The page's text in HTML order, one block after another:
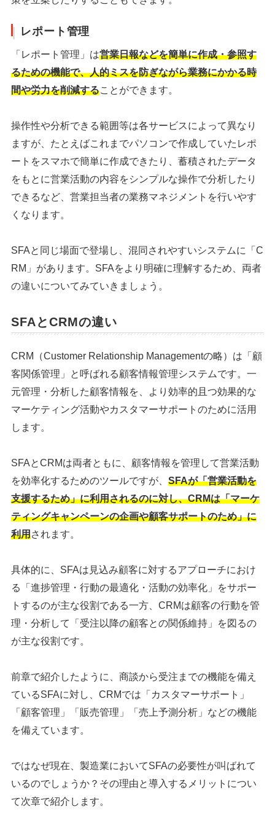
レポート管理
「レポート管理」は営業日報などを簡単に作成・参照す
るための機能で、人的ミスを防ぎながら業務にかかる時
間や労力を削減することができます。
操作性や分析できる範囲等は各サービスによって異なり
ますが、たとえばこれまでパソコンで作成していたレポ
ートをスマホで簡単に作成できたり、蓄積されたデータ
をもとに営業活動の内容をシンプルな操作で分析したり
できるなど、営業担当者の業務マネジメントを行いやす
くなります。
SFAと同じ場面で登場し、混同されやすいシステムに「C
RM」があります。SFAをより明確に理解するため、両者
の違いについてみていきましょう。
SFAとCRMの違い
CRM（Customer Relationship Managementの略）は「顧
客関係管理」と呼ばれる顧客情報管理システムです。一
元管理・分析した顧客情報を、より効率的且つ効果的な
マーケティング活動やカスタマーサポートのために活用
します。
SFAとCRMは両者ともに、顧客情報を管理して営業活動
を効率化するためのツールですが、 SFAが「営業活動を
支援するため」に利用されるのに対し、CRMは「マーケ
ティングキャンペーンの企画や顧客サポートのため」に
利用されます。
具体的に、SFAは見込み顧客に対するアプローチにおけ
る「進捗管理・行動の最適化・活動の効率化」をサポー
トするのが主な役割である一方、CRMは顧客の行動を管
理・分析して「受注以降の顧客との関係維持」を図るの
が主な役割です。
前章で紹介したように、商談から受注までの機能を備え
ているSFAに対し、CRMでは「カスタマーサポート」
「顧客管理」「販売管理」「売上予測分析」などの機能
を備えています。
ではなぜ現在、製造業においてSFAの必要性が叫ばれて
いるのでしょうか？その理由と導入するメリットについ
て次章で紹介します。